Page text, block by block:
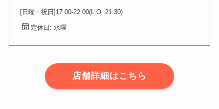
[日曜・祝日]17:00-22:00(L.O. 21:30)
定休日: 水曜
店舗詳細はこちら